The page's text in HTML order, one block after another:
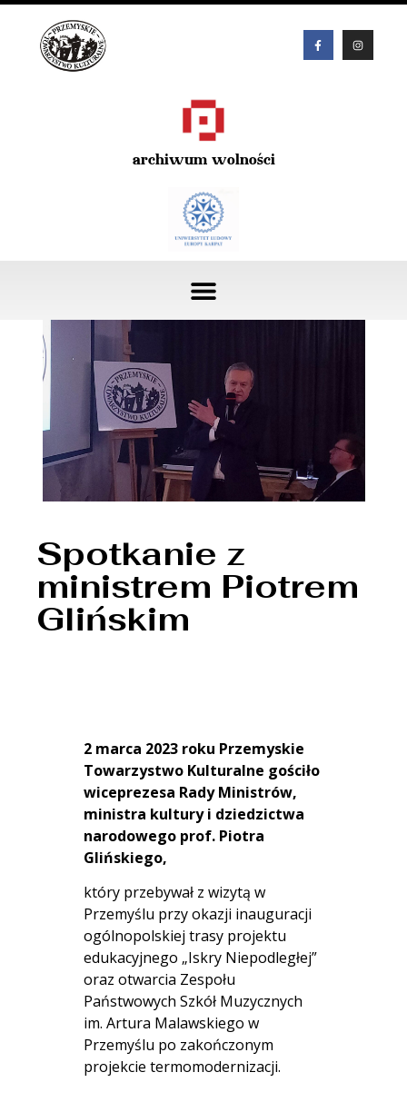
archiwum wolności
Spotkanie z
ministrem Piotrem
Glińskim
2 marca 2023 roku Przemyskie
Towarzystwo Kulturalne gościło
wiceprezesa Rady Ministrów,
ministra kultury i dziedzictwa
narodowego prof. Piotra
Glińskiego,
który przebywał z wizytą w
Przemyślu przy okazji inauguracji
ogólnopolskiej trasy projektu
edukacyjnego „Iskry Niepodległej”
oraz otwarcia Zespołu
Państwowych Szkół Muzycznych
im. Artura Malawskiego w
Przemyślu po zakończonym
projekcie termomodernizacji.